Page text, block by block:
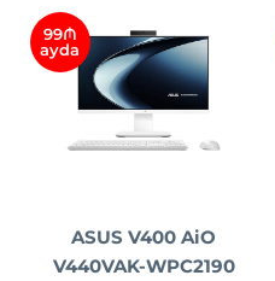
99₼
ayda
ASUS V400 AiO
V440VAK-WPC2190